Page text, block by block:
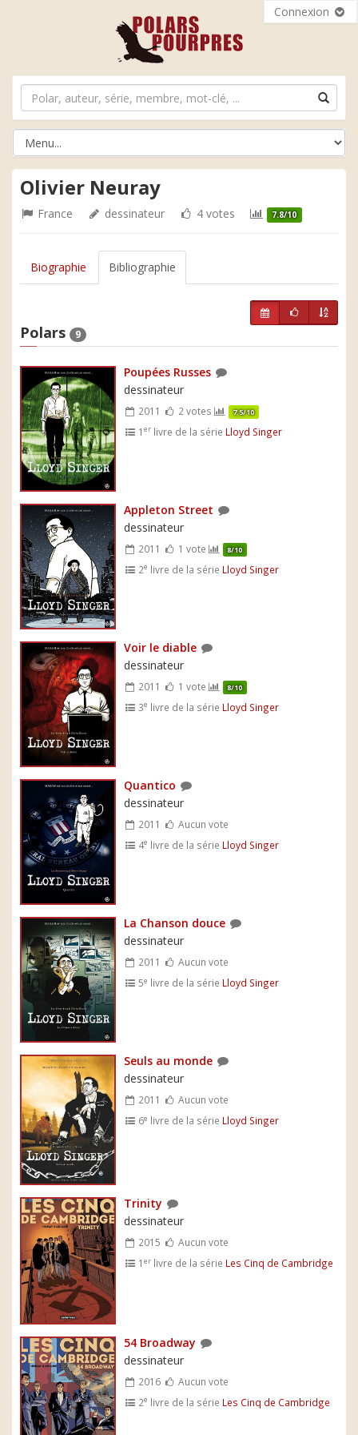
Connexion
Olivier Neuray
France dessinateur 4 votes 7.8/10
Biographie Bibliographie
Polars 9
Poupées Russes
dessinateur
2011 2 votes 7.5/10
1er livre de la série Lloyd Singer
Appleton Street
dessinateur
2011 1 vote 8/10
2e livre de la série Lloyd Singer
Voir le diable
dessinateur
2011 1 vote 8/10
3e livre de la série Lloyd Singer
Quantico
dessinateur
2011
Aucun vote
4e livre de la série Lloyd Singer
La Chanson douce
dessinateur
2011
Aucun vote
5e livre de la série Lloyd Singer
Seuls au monde
dessinateur
2011
Aucun vote
6e livre de la série Lloyd Singer
Trinity
dessinateur
2015
Aucun vote
1er livre de la série Les Cinq de Cambridge
54 Broadway
dessinateur
2016
Aucun vote
2e livre de la série Les Cinq de Cambridge